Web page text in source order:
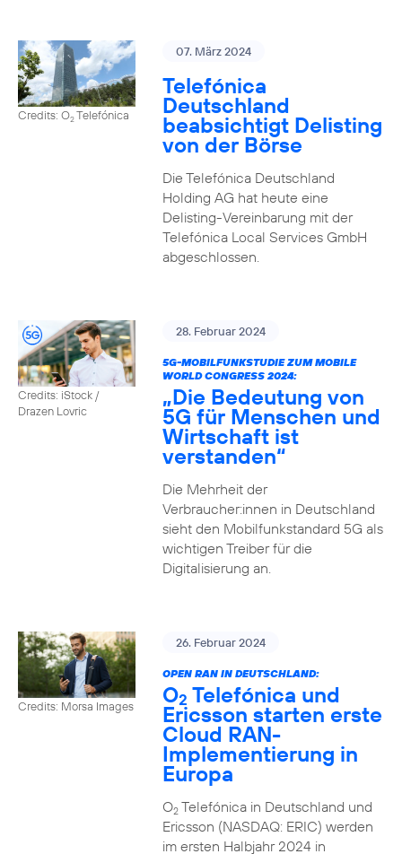
Credits: O2Telefónica
07. März 2024
Telefónica
Deutschland
beabsichtigt Delisting
von der Börse
Die Telefónica Deutschland
Holding AG hat heute eine
Delisting-Vereinbarung mit der
Telefónica Local Services GmbH
abgeschlossen.
Credits: iStock /
Drazen Lovric
28. Februar 2024
5G-MOBILFUNKSTUDIE ZUM MOBILE
WORLD CONGRESS 2024:
„Die Bedeutung von
5G für Menschen und
Wirtschaft ist
verstanden“
Die Mehrheit der
Verbraucher:innen in Deutschland
sieht den Mobilfunkstandard 5G als
wichtigen Treiber für die
Digitalisierung an.
Credits: Morsa Images
26. Februar 2024
OPEN RAN IN DEUTSCHLAND:
O2 Telefónica und
Ericsson starten erste
Cloud RAN-
Implementierung in
Europa
O2Telefónica in Deutschland und
Ericsson (NASDAQ: ERIC) werden
im ersten Halbjahr 2024 in